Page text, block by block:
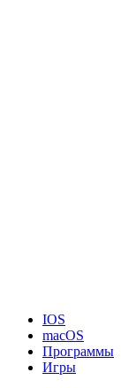
IOS
macOS
Программы
Игры